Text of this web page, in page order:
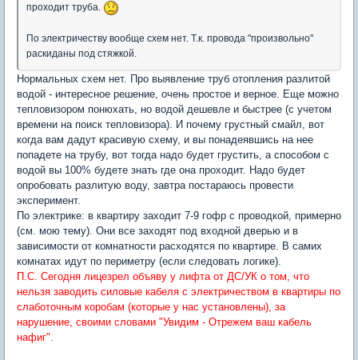
проходит труба.
По электричеству вообще схем нет. Т.к. провода "произвольно"
раскиданы под стяжкой.
Нормальных схем нет. Про выявление труб отопления разлитой
водой - интересное решение, очень простое и верное. Еще можно
тепловизором понюхать, но водой дешевле и быстрее (с учетом
времени на поиск тепловизора). И почему грустный смайл, вот
когда вам дадут красивую схему, и вы понадеявшись на нее
попадете на трубу, вот тогда надо будет грустить, а способом с
водой вы 100% будете знать где она проходит. Надо будет
опробовать разлитую воду, завтра постараюсь провести
эксперимент.
По электрике: в квартиру заходит 7-9 гофр с проводкой, примерно
(см. мою тему). Они все заходят под входной дверью и в
зависимости от комнатности расходятся по квартире. В самих
комнатах идут по периметру (если следовать логике).
П.С. Сегодня лицезрел объяву у лифта от ДС/УК о том, что
нельзя заводить силовые кабеля с электричеством в квартиры по
слаботочным коробам (которые у нас установлены), за
нарушение, своими словами "Увидим - Отрежем ваш кабель
нафиг".